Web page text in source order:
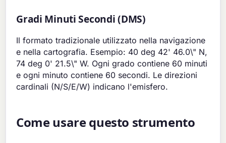
Gradi Minuti Secondi (DMS)
Il formato tradizionale utilizzato nella navigazione
e nella cartografia. Esempio: 40 deg 42' 46.0\" N,
74 deg 0' 21.5\" W. Ogni grado contiene 60 minuti
e ogni minuto contiene 60 secondi. Le direzioni
cardinali (N/S/E/W) indicano l'emisfero.
Come usare questo strumento